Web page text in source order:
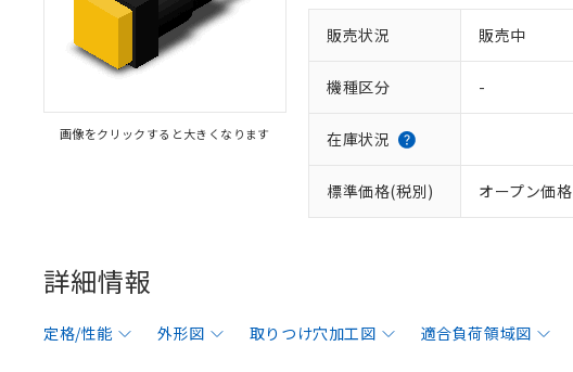
画像をクリックすると大きくなります
販売状況 販売中
機種区分 -
在庫状況
標準価格(税別) オープン価格
詳細情報
定格/性能 外形図 取りつけ穴加工図 適合負荷領域図